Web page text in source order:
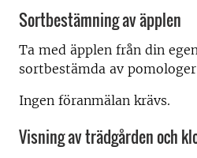
Sortbestämning av äpplen
Ta med äpplen från din
sortbestämda av
Ingen föranmälan krävs.
Visning av trädgården och